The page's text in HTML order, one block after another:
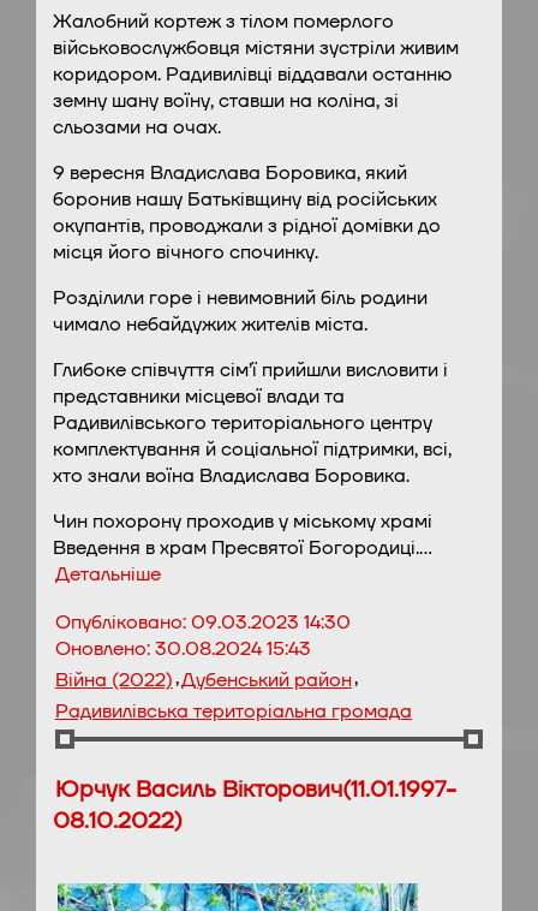
Жалобний кортеж з тілом померлого
військовослужбовця містяни зустріли живим
коридором. Радивилівці віддавали останню
земну шану воїну, ставши на коліна, зі
сльозами на очах.
9 вересня Владислава Боровика, який
боронив нашу Батьківщину від російських
окупантів, проводжали з рідної домівки до
місця його вічного спочинку.
Розділили горе і невимовний біль родини
чимало небайдужих жителів міста.
Глибоке співчуття сім’ї прийшли висловити і
представники місцевої влади та
Радивилівського територіального центру
комплектування й соціальної підтримки, всі,
хто знали воїна Владислава Боровика.
Чин похорону проходив у міському храмі
Введення в храм Пресвятої Богородиці.…
Детальніше
Опубліковано:09.03.2023 14:30
Оновлено:30.08.2024 15:43
Війна (2022),Дубенський район,
Радивилівська територіальна громада
Юрчук Василь Вікторович(11.01.1997-
08.10.2022)